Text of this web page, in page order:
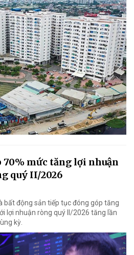
mức tăng lợi nhuận
quý II/2026
bất động sản tiếp tục đóng góp tăng
lợi nhuận ròng quý II/2026 tăng lần
kỳ.